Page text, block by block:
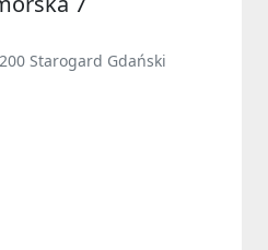
Starogard Gdański